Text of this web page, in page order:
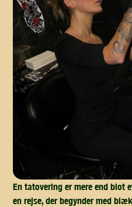
En tatovering er mere end blot
en rejse, der begynder med